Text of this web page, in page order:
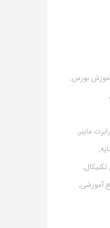
بورس,
ماینر,
آموزشی,